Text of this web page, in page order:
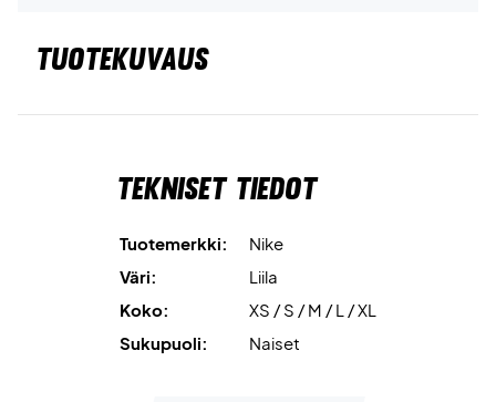
TUOTEKUVAUS
Tekniset tiedot
Tuotemerkki:
Nike
Väri:
Liila
Koko:
XS / S / M / L / XL
Sukupuoli:
Naiset